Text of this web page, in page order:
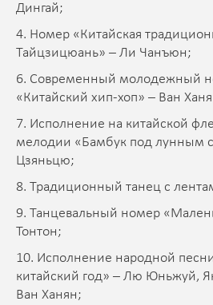
Дингай;
4. Номер «Китайская
Тайцзицюань» – Ли Чанъюн;
6. Современный молодежный
«Китайский хип-хоп» – Ван
7. Исполнение на китайской
мелодии «Бамбук под лунным
Цзяньцю;
8. Традиционный танец с
9. Танцевальный номер
Тонтон;
10. Исполнение народной
китайский год» – Лю
Ван Ханян;